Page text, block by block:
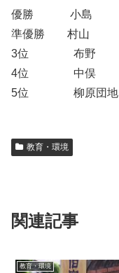
優勝 小島
準優勝 村山
3位 布野
4位 中俣
5位 柳原団地
教育・環境
関連記事
教育・環境